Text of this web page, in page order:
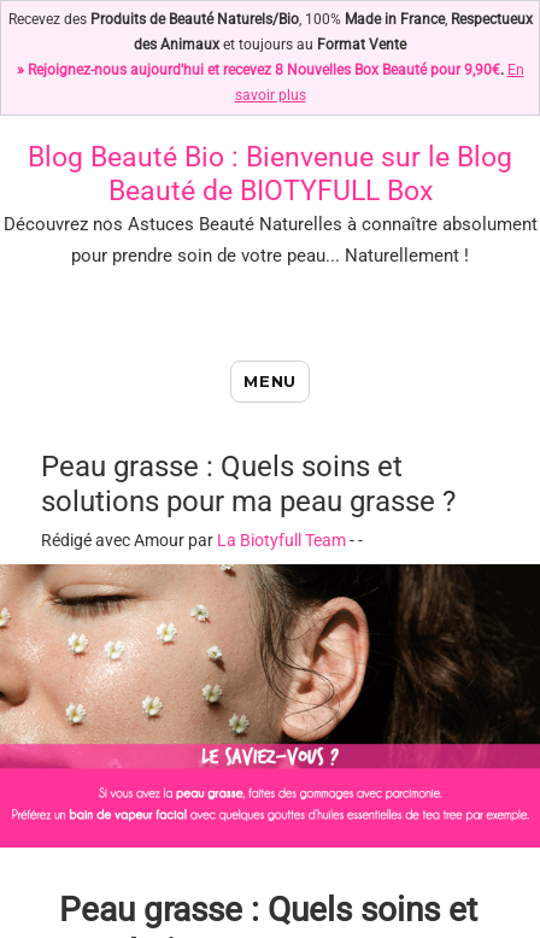
Recevez des Produits de Beauté Naturels/Bio, 100% Made in France, Respectueux
des Animauxet toujours au Format Vente
» Rejoignez-nous aujourd'hui et recevez 8 Nouvelles Box Beauté pour 9,90€. En
savoir plus
Blog Beauté Bio : Bienvenue sur le Blog
Beauté de BIOTYFULL Box
Découvrez nos Astuces Beauté Naturelles à connaître absolument
pour prendre soin de votre peau... Naturellement !
Blog Beauté Bio : Notre Top des
Astuces Beauté Naturelles !
MENU
Peau grasse : Quels soins et
solutions pour ma peau grasse ?
Rédigé avec Amour par La Biotyfull Team--
Peau grasse : Quels soins et